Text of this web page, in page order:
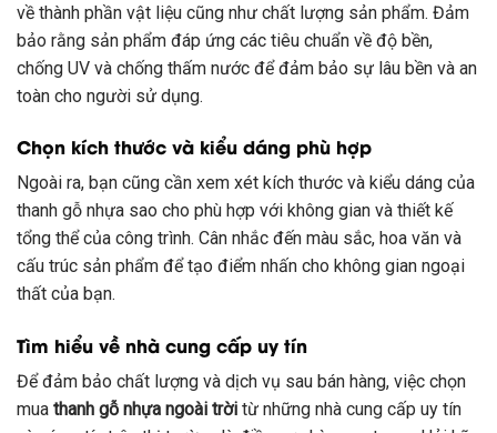
về thành phần vật liệu cũng như chất lượng sản phẩm. Đảm
bảo rằng sản phẩm đáp ứng các tiêu chuẩn về độ bền,
chống UV và chống thấm nước để đảm bảo sự lâu bền và an
toàn cho người sử dụng.
Chọn kích thước và kiểu dáng phù hợp
Ngoài ra, bạn cũng cần xem xét kích thước và kiểu dáng của
thanh gỗ nhựa sao cho phù hợp với không gian và thiết kế
tổng thể của công trình. Cân nhắc đến màu sắc, hoa văn và
cấu trúc sản phẩm để tạo điểm nhấn cho không gian ngoại
thất của bạn.
Tìm hiểu về nhà cung cấp uy tín
Để đảm bảo chất lượng và dịch vụ sau bán hàng, việc chọn
mua thanh gỗ nhựa ngoài trời từ những nhà cung cấp uy tín